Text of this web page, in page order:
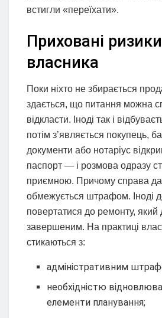
встигли «переїхати».
Приховані
власника
Поки ніхто не збирається
здається, що питання можна
відкласти. Іноді так і
потім з’являється покупець,
документи або нотаріус
паспорт — і розмова одразу
приємною. Причому справа
обмежується штрафом. Іноді
повертатися до ремонту,
завершеним. На практиці
стикаються з:
адміністративним
необхідністю
елементи планування;